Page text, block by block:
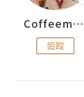
Coffeemeetjojo
追蹤